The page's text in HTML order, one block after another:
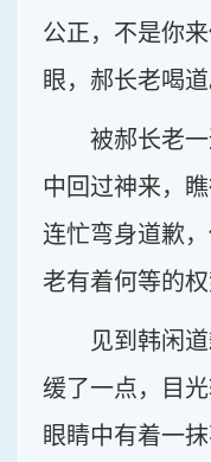
公正，不是你
眼，郝长老喝道
被郝长老
中回过神来，
连忙弯身道歉
老有着何等的权
见到韩闲
缓了一点，目
眼睛中有着一